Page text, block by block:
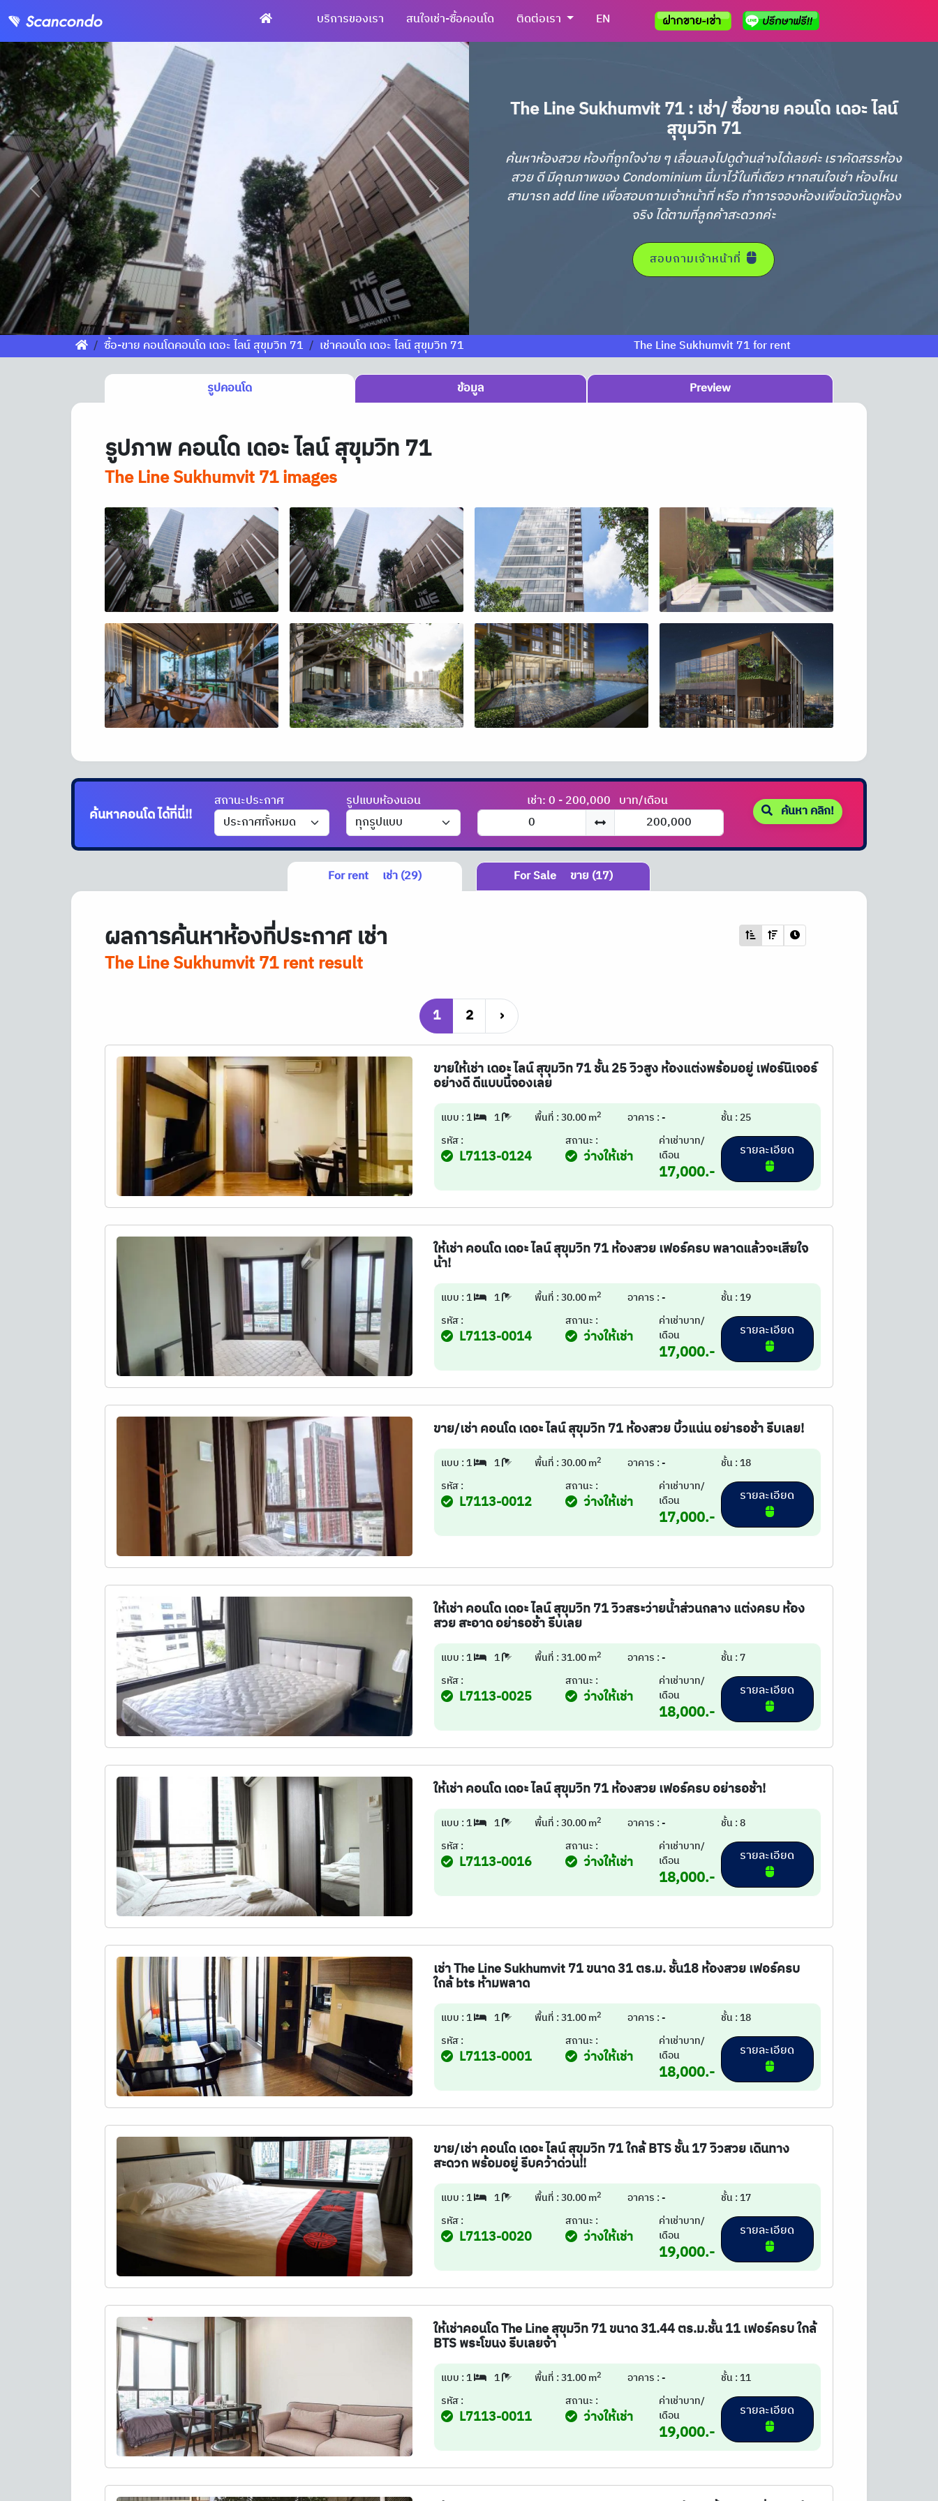
บริการของเรา สนใจเช่า-ซื้อคอนโด ติดต่อเรา EN
The Line Sukhumvit 71 : เช่า/ ซื้อขาย คอนโด เดอะ ไลน์
สุขุมวิท 71
ค้นหาห้องสวย ห้องที่ถูกใจง่าย ๆ เลื่อนลงไปดูด้านล่างได้เลยค่ะ เราคัดสรรห้อง
สวย ดี มีคุณภาพของ Condominium นี้มาไว้ในที่เดียว หากสนใจเช่า ห้องไหน
สามารถ add line เพื่อสอบถามเจ้าหน้าที่ หรือ ทำการจองห้องเพื่อนัดวันดูห้อง
จริง ได้ตามที่ลูกค้าสะดวกค่ะ
สอบถามเจ้าหน้าที่
ซื้อ-ขาย คอนโดคอนโด เดอะ ไลน์ สุขุมวิท 71 เช่าคอนโด เดอะ ไลน์ สุขุมวิท 71 The Line Sukhumvit 71 for rent
รูปคอนโด ข้อมูล Preview
รูปภาพ คอนโด เดอะ ไลน์ สุขุมวิท 71
The Line Sukhumvit 71 images
ค้นหาคอนโด
สถานะประกาศ รูปแบบห้องนอน เช่า: 0 - 200,000 บาท/เดือน
ค้นหา คลิก!
For rent เช่า (29) For Sale ขาย (17)
ผลการค้นหาห้องที่ประกาศ เช่า
The Line Sukhumvit 71 rent result
1 2 ›
ขายให้เช่า เดอะ ไลน์ สุขุมวิท 71 ชั้น 25 วิวสูง ห้องแต่งพร้อมอยู่ เฟอร์นิเจอร์
อย่างดี ดีแบบนี้จองเลย
แบบ : 1 1 พื้นที่ : 30.00 m2 อาคาร : -
ชั้น : 25
รหัส :
L7113-0124
สถานะ :
ว่างให้เช่า
ค่าเช่าบาท/
เดือน
17,000.-
ให้เช่า คอนโด เดอะ ไลน์ สุขุมวิท 71 ห้องสวย เฟอร์ครบ พลาดแล้วจะเสียใจ
น้า!
แบบ : 1 1 พื้นที่ : 30.00 m2 อาคาร : -
ชั้น : 19
รหัส :
L7113-0014
สถานะ :
ว่างให้เช่า
ค่าเช่าบาท/
เดือน
17,000.-
ขาย/เช่า คอนโด เดอะ ไลน์ สุขุมวิท 71 ห้องสวย บิ้วแน่น อย่ารอช้า รีบเลย!
แบบ : 1 1 พื้นที่ : 30.00 m2 อาคาร : -
ชั้น : 18
รหัส :
L7113-0012
สถานะ :
ว่างให้เช่า
ค่าเช่าบาท/
เดือน
17,000.-
ให้เช่า คอนโด เดอะ ไลน์ สุขุมวิท 71 วิวสระว่ายน้ำส่วนกลาง แต่งครบ ห้อง
สวย สะอาด อย่ารอช้า รีบเลย
แบบ : 1 1 พื้นที่ : 31.00 m2 อาคาร : -
ชั้น : 7
รหัส :
L7113-0025
สถานะ :
ว่างให้เช่า
ค่าเช่าบาท/
เดือน
18,000.-
ให้เช่า คอนโด เดอะ ไลน์ สุขุมวิท 71 ห้องสวย เฟอร์ครบ อย่ารอช้า!
แบบ : 1 1 พื้นที่ : 30.00 m2 อาคาร : -
ชั้น : 8
รหัส :
L7113-0016
สถานะ :
ว่างให้เช่า
ค่าเช่าบาท/
เดือน
18,000.-
เช่า The Line Sukhumvit 71 ขนาด 31 ตร.ม. ชั้น18 ห้องสวย เฟอร์ครบ
ใกล้ bts ห้ามพลาด
แบบ : 1 1 พื้นที่ : 31.00 m2 อาคาร : -
ชั้น : 18
รหัส :
L7113-0001
สถานะ :
ว่างให้เช่า
ค่าเช่าบาท/
เดือน
18,000.-
ขาย/เช่า คอนโด เดอะ ไลน์ สุขุมวิท 71 ใกล้ BTS ชั้น 17 วิวสวย เดินทาง
สะดวก พร้อมอยู่ รีบคว้าด่วน!!
แบบ : 1 1 พื้นที่ : 30.00 m2 อาคาร : -
ชั้น : 17
รหัส :
L7113-0020
สถานะ :
ว่างให้เช่า
ค่าเช่าบาท/
เดือน
19,000.-
ให้เช่าคอนโด The Line สุขุมวิท 71 ขนาด 31.44 ตร.ม.ชั้น 11 เฟอร์ครบ ใกล้
BTS พระโขนง รีบเลยจ้า
แบบ : 1 1 พื้นที่ : 31.00 m2 อาคาร : -
ชั้น : 11
รหัส :
L7113-0011
สถานะ :
ว่างให้เช่า
ค่าเช่าบาท/
เดือน
19,000.-